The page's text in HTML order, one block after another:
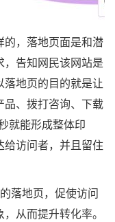
，落地页面是和潜
告知网民该网站是
地页的目的就是让
品、拨打咨询、下载
就能形成整体印
给访问者，并且留住
落地页，促使访问
从而提升转化率。